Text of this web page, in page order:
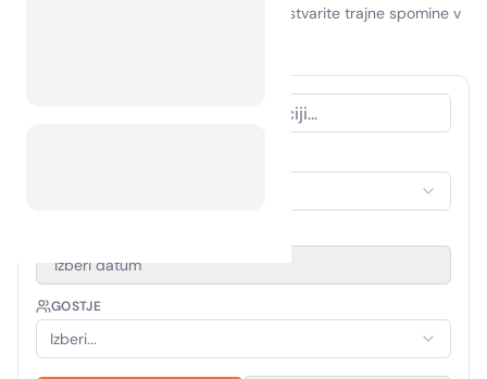
nepozabno. Odpravite se v naravo in ustvarite trajne spomine v
Izberi datum
GOSTJE
Izberi...